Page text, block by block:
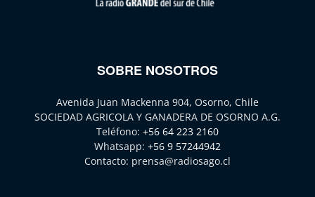
SOBRE NOSOTROS
Avenida Juan Mackenna 904, Osorno, Chile
SOCIEDAD AGRICOLA Y GANADERA DE OSORNO A.G.
Teléfono: +56 64 223 2160
Whatsapp: +56 9 57244942
Contacto: prensa@radiosago.cl